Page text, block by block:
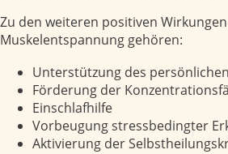
Zu den weiteren positiven
Muskelentspannung gehören:
Unterstützung des
Förderung der
Einschlafhilfe
Vorbeugung stressbedingter
Aktivierung der